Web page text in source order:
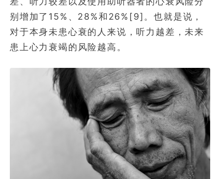
别增加了15%、28%和26%[9]。也就是说，
对于本身未患心衰的人来说，听力越差，未来
患上心力衰竭的风险越高。